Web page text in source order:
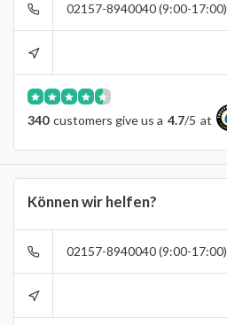
02157-8940040 (9:00-17:00)
340 customers give us a 4.7/5 at
Können wir helfen?
02157-8940040 (9:00-17:00)